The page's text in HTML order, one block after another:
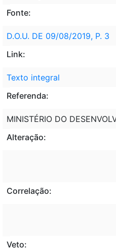
Fonte:
D.O.U. DE 09/08/2019, P. 3
Link:
Texto integral
Referenda:
MINISTÉRIO DO
Alteração:
Correlação:
Veto: